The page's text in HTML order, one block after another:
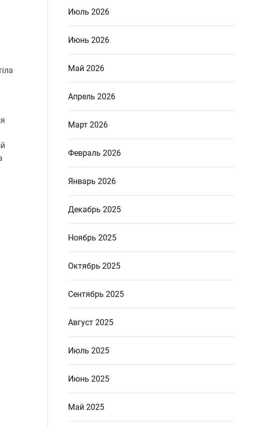
Июль 2026
Июнь 2026
Май 2026
Апрель 2026
Март 2026
Февраль 2026
Январь 2026
Декабрь 2025
Ноябрь 2025
Октябрь 2025
Сентябрь 2025
Август 2025
Июль 2025
Июнь 2025
Май 2025